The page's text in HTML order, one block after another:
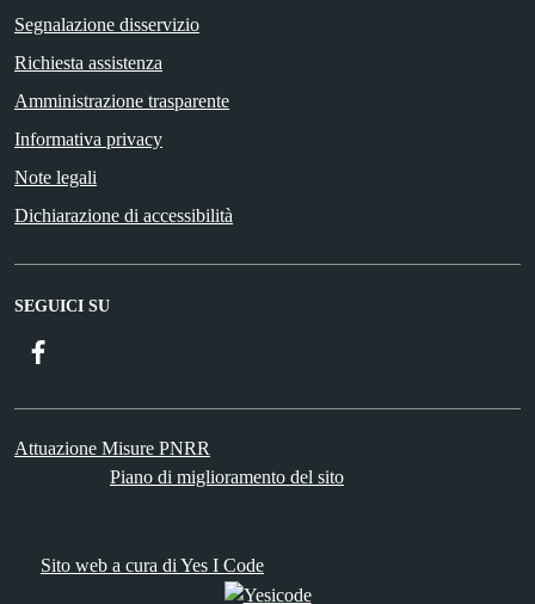
Segnalazione disservizio
Richiesta assistenza
Amministrazione trasparente
Informativa privacy
Note legali
Dichiarazione di accessibilità
SEGUICI SU
Attuazione Misure PNRR
Piano di miglioramento del sito
Sito web a cura di Yes I Code